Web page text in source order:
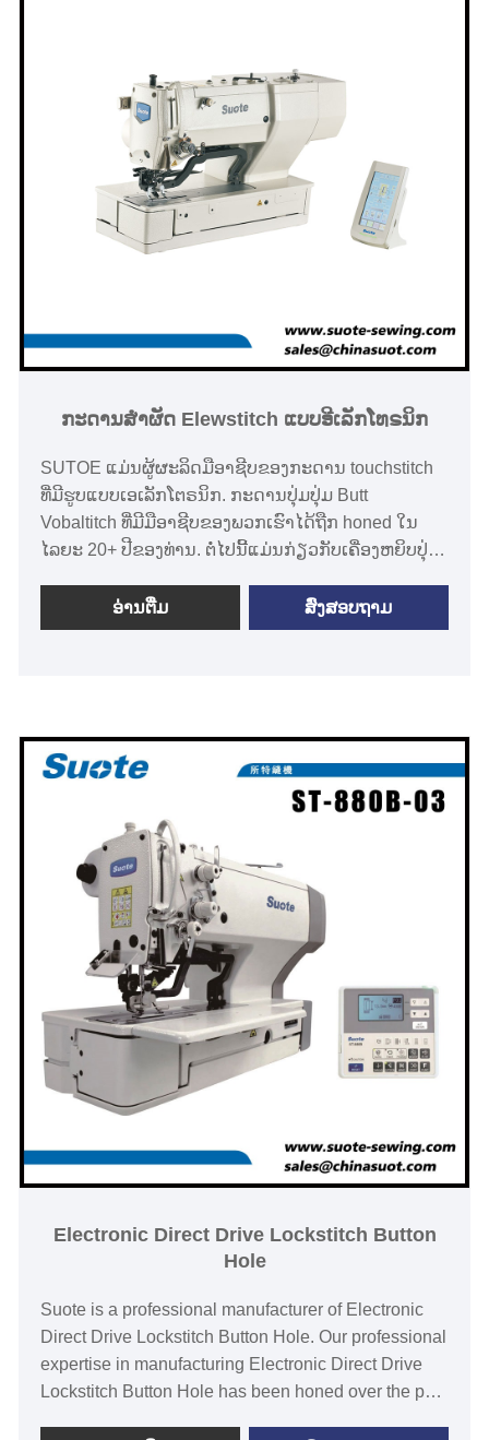
ກະດານສໍາຜັດ Elewstitch ແບບອີເລັກໂທຣນິກ
SUTOE ແມ່ນຜູ້ຜະລິດມືອາຊີບຂອງກະດານ touchstitch
ທີ່ມີຮູບແບບເອເລັກໂຕຣນິກ. ກະດານປຸ່ມປຸ່ມ Butt
Vobaltitch ທີ່ມີມືອາຊີບຂອງພວກເຮົາໄດ້ຖືກ honed ໃນ
ໄລຍະ 20+ ປີຂອງທ່ານ. ຕໍ່ໄປນີ້ແມ່ນກ່ຽວກັບເຄື່ອງຫຍິບປຸ່ມ
ຊ່ວຍໃຫ້ທ່ານເຂົ້າໃຈທ່ານເຂົ້າໃຈເຄື່ອງຈັກຫຍິບປຸ່ມກົດປຸ່ມທີ່
ດີທີ່ສຸດ.
ອ່ານ​ຕື່ມ ສົ່ງສອບຖາມ
Electronic Direct Drive Lockstitch Button
Hole
Suote is a professional manufacturer of Electronic
Direct Drive Lockstitch Button Hole. Our professional
expertise in manufacturing Electronic Direct Drive
Lockstitch Button Hole has been honed over the past